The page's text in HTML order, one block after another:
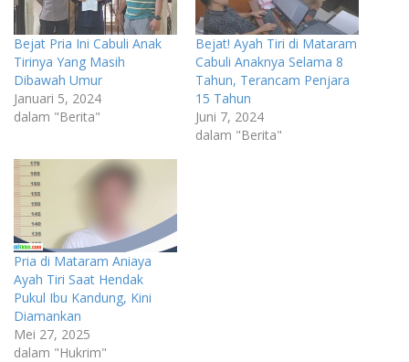
Bejat Pria Ini Cabuli Anak
Tirinya Yang Masih
Dibawah Umur
Januari 5, 2024
dalam "Berita"
Bejat! Ayah Tiri di Mataram
Cabuli Anaknya Selama 8
Tahun, Terancam Penjara
15 Tahun
Juni 7, 2024
dalam "Berita"
Pria di Mataram Aniaya
Ayah Tiri Saat Hendak
Pukul Ibu Kandung, Kini
Diamankan
Mei 27, 2025
dalam "Hukrim"